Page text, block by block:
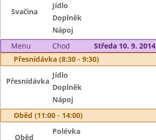
Svačina
Jídlo
Doplněk
Nápoj
Menu
Chod
Středa 10. 9. 2014
Přesnídávka (8:30 - 9:30)
Přesnídávka
Jídlo
Doplněk
Nápoj
Oběd (11:00 - 14:00)
Oběd
Polévka